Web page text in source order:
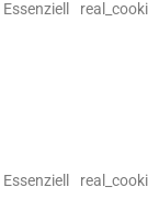
Essenziell
Essenziell